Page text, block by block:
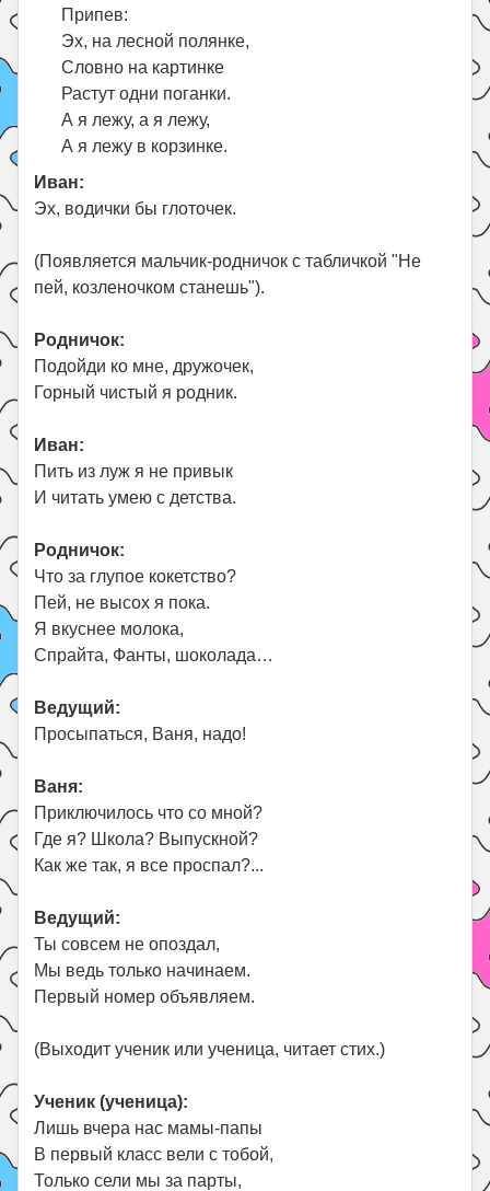
Припев:
Эх, на лесной полянке,
Словно на картинке
Растут одни поганки.
А я лежу, а я лежу,
А я лежу в корзинке.
Иван:
Эх, водички бы глоточек.
(Появляется мальчик-родничок с табличкой "Не
пей, козленочком станешь").
Родничок:
Подойди ко мне, дружочек,
Горный чистый я родник.
Иван:
Пить из луж я не привык
И читать умею с детства.
Родничок:
Что за глупое кокетство?
Пей, не высох я пока.
Я вкуснее молока,
Спрайта, Фанты, шоколада…
Ведущий:
Просыпаться, Ваня, надо!
Ваня:
Приключилось что со мной?
Где я? Школа? Выпускной?
Как же так, я все проспал?...
Ведущий:
Ты совсем не опоздал,
Мы ведь только начинаем.
Первый номер объявляем.
(Выходит ученик или ученица, читает стих.)
Ученик (ученица):
Лишь вчера нас мамы-папы
В первый класс вели с тобой,
Только сели мы за парты,